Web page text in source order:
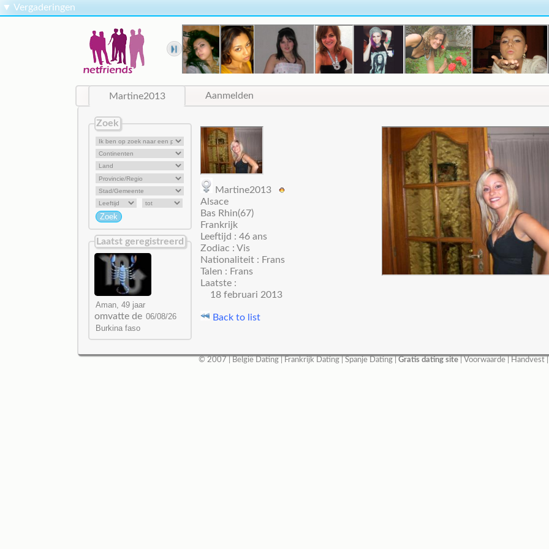
▼ Vergaderingen
Martine2013 Aanmelden
Zoek
Laatst geregistreerd
omvatte de
Martine2013
Alsace
Bas Rhin(67)
Frankrijk
Leeftijd : 46 ans
Zodiac : Vis
Nationaliteit : Frans
Talen : Frans
Laatste :
18 februari 2013
Back to list
© 2007 | België Dating Frankrijk Dating Spanje Dating Gratis dating site Voorwaarde Handvest